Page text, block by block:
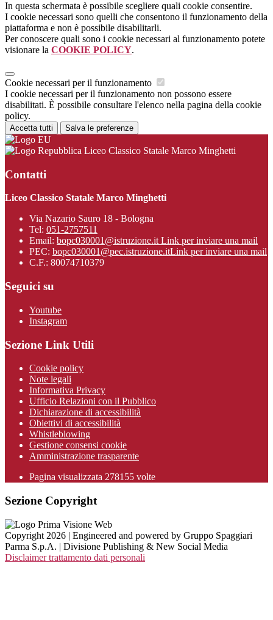
In questa schermata è possibile scegliere quali cookie consentire.
I cookie necessari sono quelli che consentono il funzionamento della
piattaforma e non è possibile disabilitarli.
Per conoscere quali sono i cookie necessari al funzionamento potete
visionare la COOKIE POLICY.
Cookie necessari per il funzionamento
I cookie necessari per il funzionamento non possono essere
disabilitati. È possibile consultare l'elenco nella pagina della cookie
policy.
Accetta tutti Salva le preferenze
Liceo Classico Statale Marco Minghetti
Contatti
Liceo Classico Statale Marco Minghetti
Via Nazario Sauro 18 - Bologna
Tel: 051-2757511
Email: bopc030001@istruzione.itLink per inviare una mail
PEC: bopc030001@pec.istruzione.itLink per inviare una mail
C.F.: 80074710379
Seguici su
Youtube
Instagram
Sezione Link Utili
Cookie policy
Note legali
Informativa Privacy
Ufficio Relazioni con il Pubblico
Dichiarazione di accessibilità
Obiettivi di accessibilità
Whistleblowing
Gestione consensi cookie
Amministrazione trasparente
Pagina visualizzata 278155 volte
Sezione Copyright
Copyright 2026 | Engineered and powered by Gruppo Spaggiari
Parma S.p.A. | Divisione Publishing & New Social Media
Disclaimer trattamento dati personali